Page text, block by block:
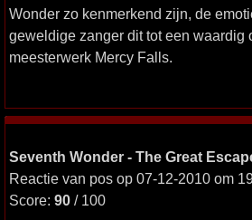
Wonder zo kenmerkend zijn, de
geweldige zanger dit tot een waardig
meesterwerk Mercy Falls.
Seventh Wonder - The Great
Reactie van pos op 07-12-2010 om
Score: 90 / 100